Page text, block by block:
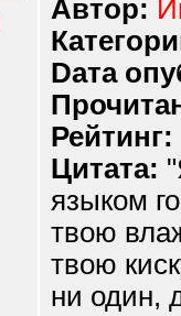
Автор:
Dата
Рейтинг:
Цитата:
языком
твою
твою
ни один,